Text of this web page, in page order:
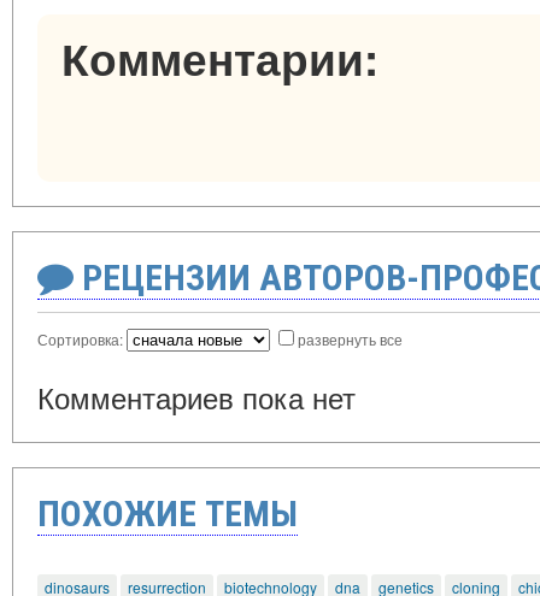
Комментарии:
РЕЦЕНЗИИ АВТОРОВ-
Сортировка: развернуть все
Комментариев пока нет
ПОХОЖИЕ ТЕМЫ
dinosaurs resurrection biotechnology dna genetics cloning